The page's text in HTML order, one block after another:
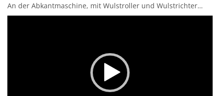
An der Abkantmaschine, mit Wulstroller und Wulstrichter…